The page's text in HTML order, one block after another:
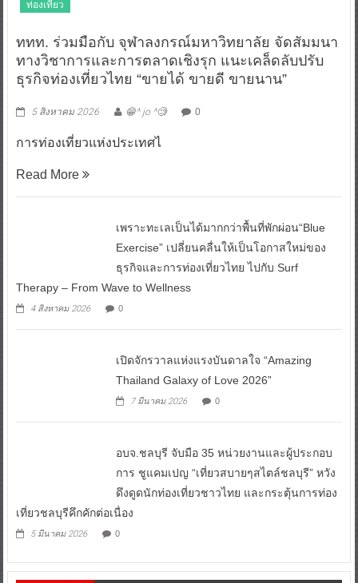
ท่องเที่ยว
ททท. ร่วมมือกับ จุฬาลงกรณ์มหาวิทยาลัย จัดสัมมนา
ทางวิชาการและการตลาดเชิงรุก แนะเคล็ดลับปรับ
ธุรกิจท่องเที่ยวไทย “ขายได้ ขายดี ขายนาน”
5 สิงหาคม 2026 😁^ jo ^🧐 0
การท่องเที่ยวแห่งประเทศไ
Read More
เพราะทะเลเป็นได้มากกว่าพื้นที่พักผ่อน“Blue
Exercise” เปลี่ยนคลื่นให้เป็นโอกาสใหม่ของ
ธุรกิจและการท่องเที่ยวไทย ไปกับ Surf
Therapy – From Wave to Wellness
4 สิงหาคม 2026 0
เปิดจักรวาลแห่งแรงบันดาลใจ “Amazing
Thailand Galaxy of Love 2026”
7 มีนาคม 2026 0
อบจ.ชลบุรี จับมือ 35 หน่วยงานและผู้ประกอบ
การ ชูแคมเปญ “เที่ยวสบายๆสไตล์ชลบุรี” หวัง
ดึงดูดนักท่องเที่ยวชาวไทย และกระตุ้นการท่อง
เที่ยวชลบุรีคึกคักต่อเนื่อง
5 มีนาคม 2026 0